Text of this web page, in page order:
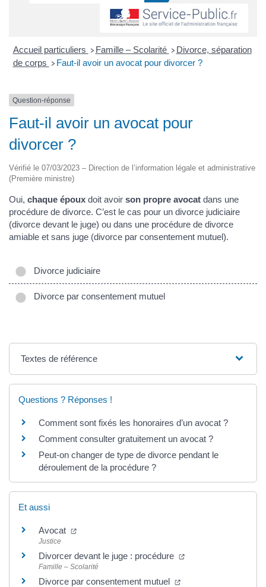
Accueil particuliers > Famille – Scolarité > Divorce, séparation
de corps > Faut-il avoir un avocat pour divorcer ?
Question-réponse
Faut-il avoir un avocat pour
divorcer ?
Vérifié le 07/03/2023 – Direction de l’information légale et administrative
(Première ministre)
Oui, chaque époux doit avoir son propre avocat dans une
procédure de divorce. C’est le cas pour un divorce judiciaire
(divorce devant le juge) ou dans une procédure de divorce
amiable et sans juge (divorce par consentement mutuel).
Divorce judiciaire
Divorce par consentement mutuel
Textes de référence
Questions ? Réponses !
Comment sont fixés les honoraires d’un avocat ?
Comment consulter gratuitement un avocat ?
Peut-on changer de type de divorce pendant le
déroulement de la procédure ?
Et aussi
Avocat
Justice
Divorcer devant le juge : procédure
Famille – Scolarité
Divorce par consentement mutuel